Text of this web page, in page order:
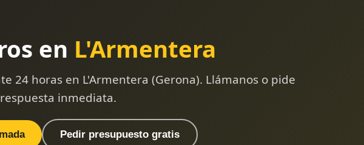
en L'Armentera
24 horas en L'Armentera (Gerona). Llámanos o pide
inmediata.
Pedir presupuesto gratis